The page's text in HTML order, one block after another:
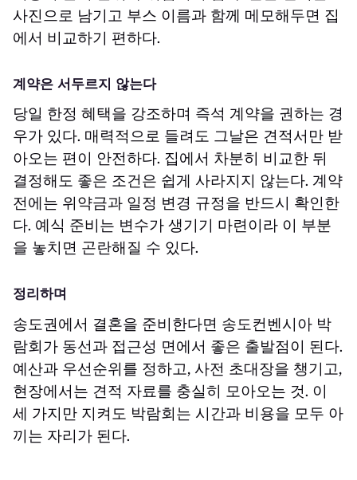
사진으로 남기고 부스 이름과 함께 메모해두면 집
에서 비교하기 편하다.
계약은 서두르지 않는다
당일 한정 혜택을 강조하며 즉석 계약을 권하는 경
우가 있다. 매력적으로 들려도 그날은 견적서만 받
아오는 편이 안전하다. 집에서 차분히 비교한 뒤
결정해도 좋은 조건은 쉽게 사라지지 않는다. 계약
전에는 위약금과 일정 변경 규정을 반드시 확인한
다. 예식 준비는 변수가 생기기 마련이라 이 부분
을 놓치면 곤란해질 수 있다.
정리하며
송도권에서 결혼을 준비한다면 송도컨벤시아 박
람회가 동선과 접근성 면에서 좋은 출발점이 된다.
예산과 우선순위를 정하고, 사전 초대장을 챙기고,
현장에서는 견적 자료를 충실히 모아오는 것. 이
세 가지만 지켜도 박람회는 시간과 비용을 모두 아
끼는 자리가 된다.